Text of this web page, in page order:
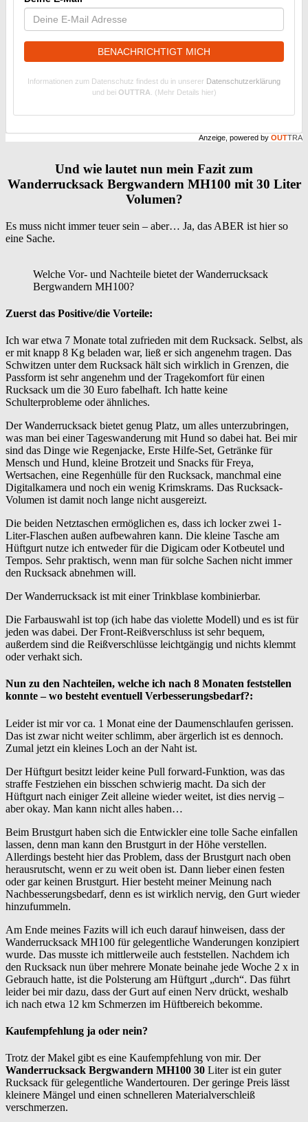
BENACHRICHTIGT MICH
Informationen zum Datenschutz findest du in unserer Datenschutzerklärung
und bei OUTTRA (Mehr Details hier)
Anzeige, powered by OUTTRA
Und wie lautet nun mein Fazit zum
Wanderrucksack Bergwandern MH100 mit 30 Liter
Volumen?
Es muss nicht immer teuer sein – aber… Ja, das ABER ist hier so
eine Sache.
Welche Vor- und Nachteile bietet der Wanderrucksack
Bergwandern MH100?
Zuerst das Positive/die Vorteile:
Ich war etwa 7 Monate total zufrieden mit dem Rucksack. Selbst, als
er mit knapp 8 Kg beladen war, ließ er sich angenehm tragen. Das
Schwitzen unter dem Rucksack hält sich wirklich in Grenzen, die
Passform ist sehr angenehm und der Tragekomfort für einen
Rucksack um die 30 Euro fabelhaft. Ich hatte keine
Schulterprobleme oder ähnliches.
Der Wanderrucksack bietet genug Platz, um alles unterzubringen,
was man bei einer Tageswanderung mit Hund so dabei hat. Bei mir
sind das Dinge wie Regenjacke, Erste Hilfe-Set, Getränke für
Mensch und Hund, kleine Brotzeit und Snacks für Freya,
Wertsachen, eine Regenhülle für den Rucksack, manchmal eine
Digitalkamera und noch ein wenig Krimskrams. Das Rucksack-
Volumen ist damit noch lange nicht ausgereizt.
Die beiden Netztaschen ermöglichen es, dass ich locker zwei 1-
Liter-Flaschen außen aufbewahren kann. Die kleine Tasche am
Hüftgurt nutze ich entweder für die Digicam oder Kotbeutel und
Tempos. Sehr praktisch, wenn man für solche Sachen nicht immer
den Rucksack abnehmen will.
Der Wanderrucksack ist mit einer Trinkblase kombinierbar.
Die Farbauswahl ist top (ich habe das violette Modell) und es ist für
jeden was dabei. Der Front-Reißverschluss ist sehr bequem,
außerdem sind die Reißverschlüsse leichtgängig und nichts klemmt
oder verhakt sich.
Nun zu den Nachteilen, welche ich nach 8 Monaten feststellen
konnte – wo besteht eventuell Verbesserungsbedarf?:
Leider ist mir vor ca. 1 Monat eine der Daumenschlaufen gerissen.
Das ist zwar nicht weiter schlimm, aber ärgerlich ist es dennoch.
Zumal jetzt ein kleines Loch an der Naht ist.
Der Hüftgurt besitzt leider keine Pull forward-Funktion, was das
straffe Festziehen ein bisschen schwierig macht. Da sich der
Hüftgurt nach einiger Zeit alleine wieder weitet, ist dies nervig –
aber okay. Man kann nicht alles haben…
Beim Brustgurt haben sich die Entwickler eine tolle Sache einfallen
lassen, denn man kann den Brustgurt in der Höhe verstellen.
Allerdings besteht hier das Problem, dass der Brustgurt nach oben
herausrutscht, wenn er zu weit oben ist. Dann lieber einen festen
oder gar keinen Brustgurt. Hier besteht meiner Meinung nach
Nachbesserungsbedarf, denn es ist wirklich nervig, den Gurt wieder
hinzufummeln.
Am Ende meines Fazits will ich euch darauf hinweisen, dass der
Wanderrucksack MH100 für gelegentliche Wanderungen konzipiert
wurde. Das musste ich mittlerweile auch feststellen. Nachdem ich
den Rucksack nun über mehrere Monate beinahe jede Woche 2 x in
Gebrauch hatte, ist die Polsterung am Hüftgurt „durch“. Das führt
leider bei mir dazu, dass der Gurt auf einen Nerv drückt, weshalb
ich nach etwa 12 km Schmerzen im Hüftbereich bekomme.
Kaufempfehlung ja oder nein?
Trotz der Makel gibt es eine Kaufempfehlung von mir. Der
Wanderrucksack Bergwandern MH100 30 Liter ist ein guter
Rucksack für gelegentliche Wandertouren. Der geringe Preis lässt
kleinere Mängel und einen schnelleren Materialverschleiß
verschmerzen.